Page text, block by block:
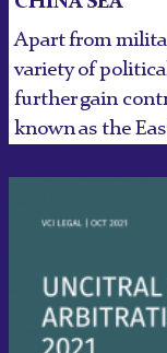
Apart from
variety of
further gain
known as the